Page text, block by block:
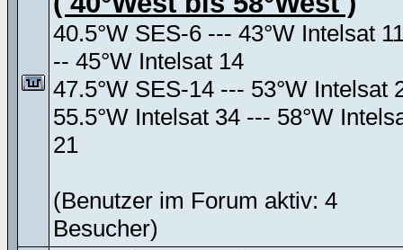
40.5°W SES-6 --- 43°W Intelsat
-- 45°W Intelsat 14
47.5°W SES-14 --- 53°W Intelsat
55.5°W Intelsat 34 --- 58°W
21
(Benutzer im Forum aktiv: 4
Besucher)